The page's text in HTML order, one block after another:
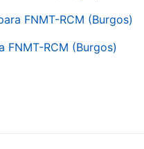
FNMT-RCM (Burgos)
RCM (Burgos)